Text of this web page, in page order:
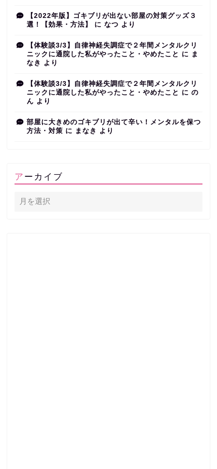
【2022年版】ゴキブリが出ない部屋の対策グッズ３
選！【効果・方法】
に なつ より
【体験談3/3】自律神経失調症で２年間メンタルクリ
ニックに通院した私がやったこと・やめたこと に ま
なき より
【体験談3/3】自律神経失調症で２年間メンタルクリ
ニックに通院した私がやったこと・やめたこと に の
ん より
部屋に大きめのゴキブリが出て辛い！メンタルを保つ
方法・対策 に まなき より
アーカイブ